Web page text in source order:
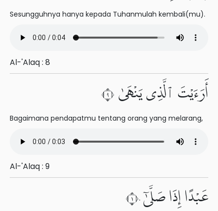
Sesungguhnya hanya kepada Tuhanmulah kembali(mu).
Al-'Alaq : 8
أَرَءَيْتَ ٱلَّذِى يَنْهَىٰ ٩
Bagaimana pendapatmu tentang orang yang melarang,
Al-'Alaq : 9
عَبْدًا إِذَا صَلَّىٰٓ ١٠